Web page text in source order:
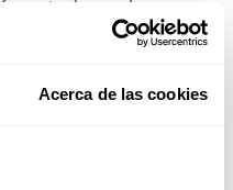
Acerca de las cookies
al mercado
de diseño de producto
de proceso.
industrial e